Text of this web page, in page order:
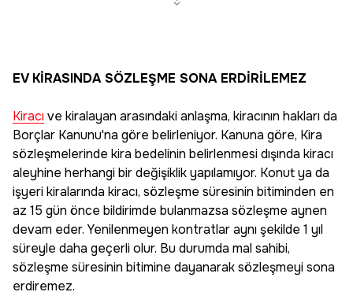
EV KİRASINDA SÖZLEŞME SONA ERDİRİLEMEZ
Kiracıve kiralayan arasındaki anlaşma, kiracının hakları da
Borçlar Kanunu'na göre belirleniyor. Kanuna göre, Kira
sözleşmelerinde kira bedelinin belirlenmesi dışında kiracı
aleyhine herhangi bir değişiklik yapılamıyor. Konut ya da
işyeri kiralarında kiracı, sözleşme süresinin bitiminden en
az 15 gün önce bildirimde bulanmazsa sözleşme aynen
devam eder. Yenilenmeyen kontratlar aynı şekilde 1 yıl
süreyle daha geçerli olur. Bu durumda mal sahibi,
sözleşme süresinin bitimine dayanarak sözleşmeyi sona
erdiremez.